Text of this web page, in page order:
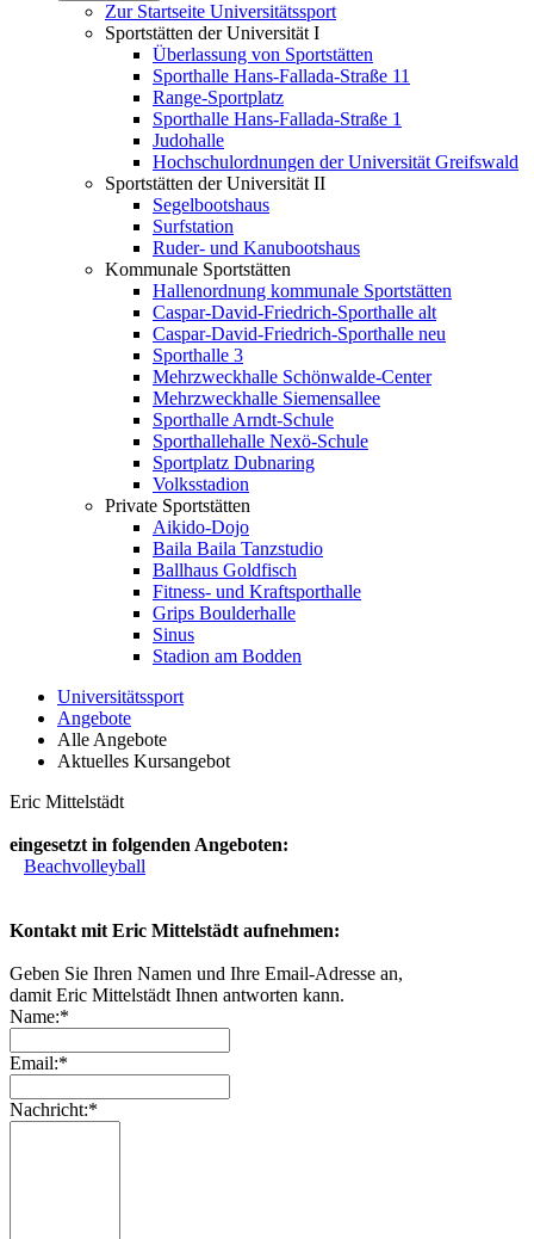
Zur Startseite Universitätssport
Sportstätten der Universität I
Überlassung von Sportstätten
Sporthalle Hans-Fallada-Straße 11
Range-Sportplatz
Sporthalle Hans-Fallada-Straße 1
Judohalle
Hochschulordnungen der Universität Greifswald
Sportstätten der Universität II
Segelbootshaus
Surfstation
Ruder- und Kanubootshaus
Kommunale Sportstätten
Hallenordnung kommunale Sportstätten
Caspar-David-Friedrich-Sporthalle alt
Caspar-David-Friedrich-Sporthalle neu
Sporthalle 3
Mehrzweckhalle Schönwalde-Center
Mehrzweckhalle Siemensallee
Sporthalle Arndt-Schule
Sporthallehalle Nexö-Schule
Sportplatz Dubnaring
Volksstadion
Private Sportstätten
Aikido-Dojo
Baila Baila Tanzstudio
Ballhaus Goldfisch
Fitness- und Kraftsporthalle
Grips Boulderhalle
Sinus
Stadion am Bodden
Universitätssport
Angebote
Alle Angebote
Aktuelles Kursangebot
Eric Mittelstädt
eingesetzt in folgenden Angeboten:
Beachvolleyball
Kontakt mit Eric Mittelstädt aufnehmen:
Geben Sie Ihren Namen und Ihre Email-Adresse an,
damit Eric Mittelstädt Ihnen antworten kann.
Name:*
Email:*
Nachricht:*